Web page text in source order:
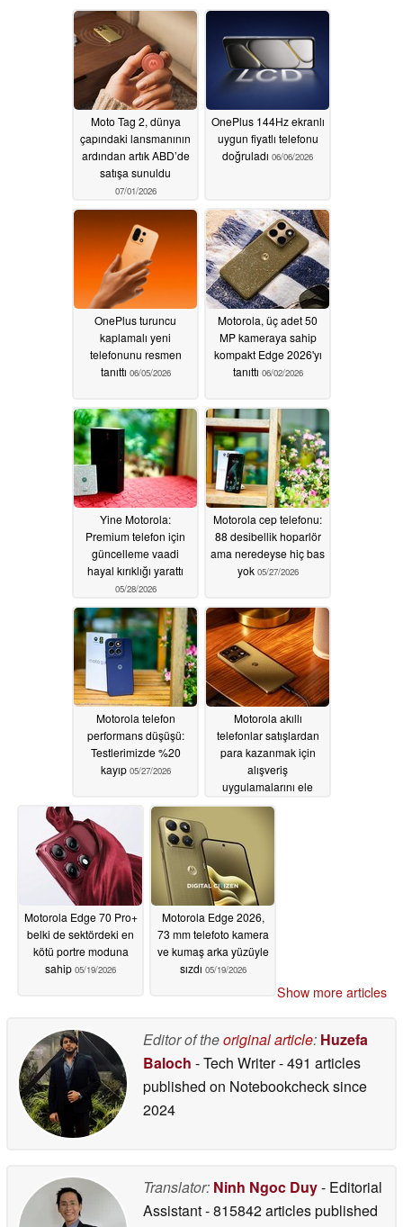
Moto Tag 2, dünya
çapındaki lansmanının
ardından artık ABD’de
satışa sunuldu
07/01/2026
OnePlus 144Hz ekranlı
uygun fiyatlı telefonu
doğruladı 06/06/2026
OnePlus turuncu
kaplamalı yeni
telefonunu resmen
tanıttı 06/05/2026
Motorola, üç adet 50
MP kameraya sahip
kompakt Edge 2026'yı
tanıttı 06/02/2026
Yine Motorola:
Premium telefon için
güncelleme vaadi
hayal kırıklığı yarattı
05/28/2026
Motorola cep telefonu:
88 desibellik hoparlör
ama neredeyse hiç bas
yok 05/27/2026
Motorola telefon
performans düşüşü:
Testlerimizde %20
kayıp 05/27/2026
Motorola akıllı
telefonlar satışlardan
para kazanmak için
alışveriş
uygulamalarını ele
geçiriyor05/27/2026
Motorola Edge 70 Pro+
belki de sektördeki en
kötü portre moduna
sahip 05/19/2026
Motorola Edge 2026,
73 mm telefoto kamera
ve kumaş arka yüzüyle
sızdı 05/19/2026
Show more articles
Editor of theoriginal article: Huzefa
Baloch - Tech Writer- 491 articles
published on Notebookchecksince
2024
Translator: Ninh Ngoc Duy- Editorial
Assistant- 815842 articles published